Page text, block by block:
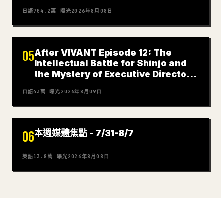
日語704.2萬 曝光2026年8月08日
05After VIVANT Episode 12: The
Intellectual Battle for Shinjo and
the Mystery of Executive Director
日語43萬 曝光 2026年8月09日
06本週媒體焦點 - 7/31-8/7
英語13.8萬 曝光2026年8月08日